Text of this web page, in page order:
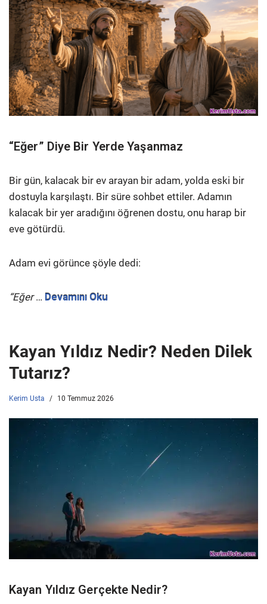
“Eğer” Diye Bir Yerde Yaşanmaz
Bir gün, kalacak bir ev arayan bir adam, yolda eski bir
dostuyla karşılaştı. Bir süre sohbet ettiler. Adamın
kalacak bir yer aradığını öğrenen dostu, onu harap bir
eve götürdü.
Adam evi görünce şöyle dedi:
“Eğer… Devamını Oku
Kayan Yıldız Nedir? Neden Dilek
Tutarız?
Kerim Usta 10 Temmuz 2026
Kayan Yıldız Gerçekte Nedir?